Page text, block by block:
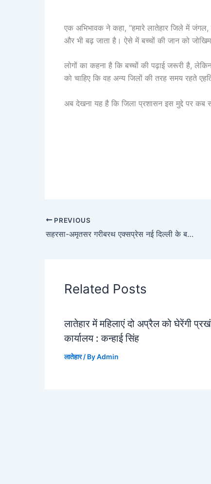
एक अभिभावक ने कहा, “हमारे लातेहार जिले में
और भी बढ़ जाता है। ऐसे में बच्चों की जान को
लोगों का कहना है कि बच्चों की पढ़ाई जरूरी है,
को चाहिए कि वह अन्य जिलों की तरह समय रहते
अब देखना यह है कि जिला प्रशासन इस मुद्दे पर कब
PREVIOUS
सहरसा-अमृतसर गरीबरथ एक्सप्रेस नई दिल्ली के बजाए दिल्ली स्टेशन पर रूकेगी
Related Posts
लातेहार में महिलाएं दो अप्रैल को घेरेंगी
कार्यालय : कन्हाई सिंह
लातेहार/ ByAdmin